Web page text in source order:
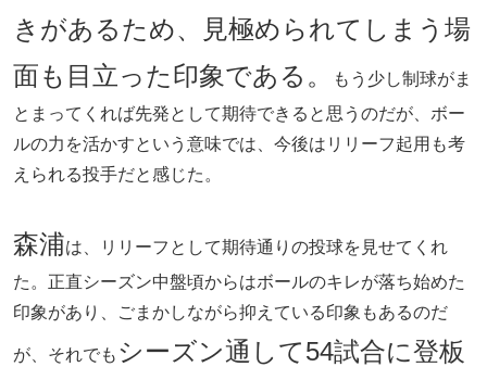
きがあるため、見極められてしまう場
面も目立った印象である。
もう少し制球がま
とまってくれば先発として期待できると思うのだが、ボー
ルの力を活かすという意味では、今後はリリーフ起用も考
えられる投手だと感じた。
森浦は、リリーフとして期待通りの投球を見せてくれ
た。正直シーズン中盤頃からはボールのキレが落ち始めた
印象があり、ごまかしながら抑えている印象もあるのだ
が、それでも シーズン通して54試合に登板